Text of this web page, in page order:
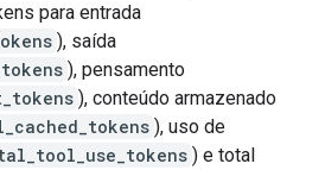
para entrada
), saída
), pensamento
), conteúdo armazenado
), uso de
) e total